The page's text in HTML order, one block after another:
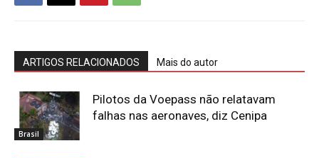
ARTIGOS RELACIONADOS Mais do autor
Brasil
Pilotos da Voepass não relatavam
falhas nas aeronaves, diz Cenipa